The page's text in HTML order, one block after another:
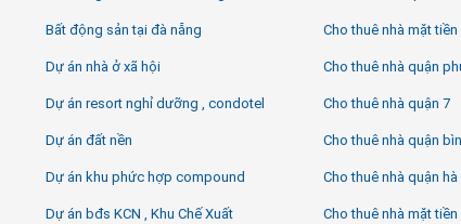
Bất động sản tại đà nẵng
Dự án nhà ở xã hội
Dự án resort nghỉ dưỡng , condotel
Dự án đất nền
Dự án khu phức hợp compound
Dự án bđs KCN , Khu Chế Xuất
Cho thuê nhà mặt tiền
Cho thuê nhà quận
Cho thuê nhà quận 7
Cho thuê nhà quận
Cho thuê nhà quận
Cho thuê nhà mặt